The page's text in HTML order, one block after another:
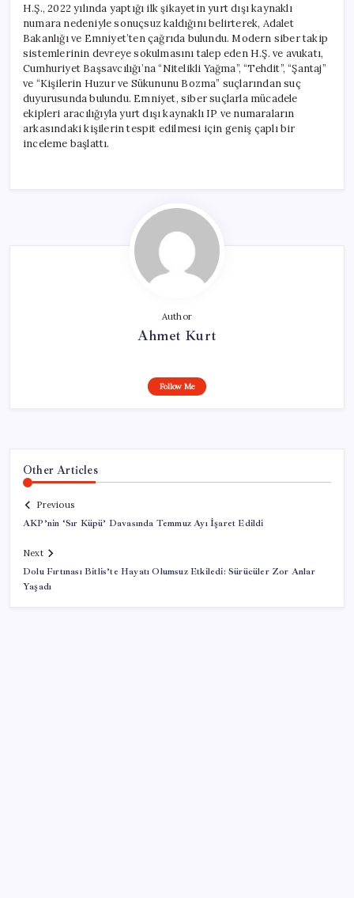
H.Ş., 2022 yılında yaptığı ilk şikayetin yurt dışı kaynaklı
numara nedeniyle sonuçsuz kaldığını belirterek, Adalet
Bakanlığı ve Emniyet’ten çağrıda bulundu. Modern siber takip
sistemlerinin devreye sokulmasını talep eden H.Ş. ve avukatı,
Cumhuriyet Başsavcılığı’na “Nitelikli Yağma”, “Tehdit”, “Şantaj”
ve “Kişilerin Huzur ve Sükununu Bozma” suçlarından suç
duyurusunda bulundu. Emniyet, siber suçlarla mücadele
ekipleri aracılığıyla yurt dışı kaynaklı IP ve numaraların
arkasındaki kişilerin tespit edilmesi için geniş çaplı bir
inceleme başlattı.
Author
Ahmet Kurt
Follow Me
Other Articles
Previous
AKP’nin ‘Sır Küpü’ Davasında Temmuz Ayı İşaret Edildi
Next
Dolu Fırtınası Bitlis’te Hayatı Olumsuz Etkiledi: Sürücüler Zor Anlar
Yaşadı